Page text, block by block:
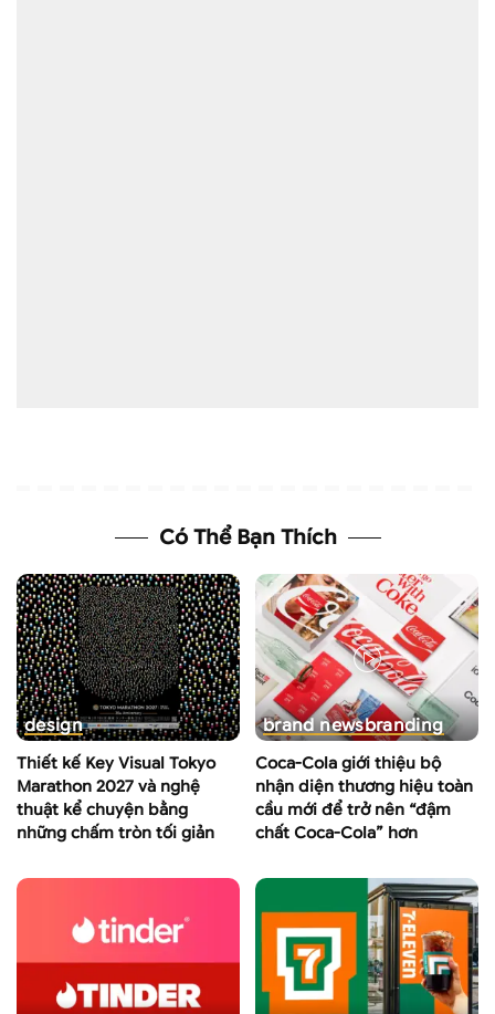
Có Thể Bạn Thích
design
Thiết kế Key Visual Tokyo
Marathon 2027 và nghệ
thuật kể chuyện bằng
những chấm tròn tối giản
brand newsbranding
Coca-Cola giới thiệu bộ
nhận diện thương hiệu toàn
cầu mới để trở nên “đậm
chất Coca-Cola” hơn